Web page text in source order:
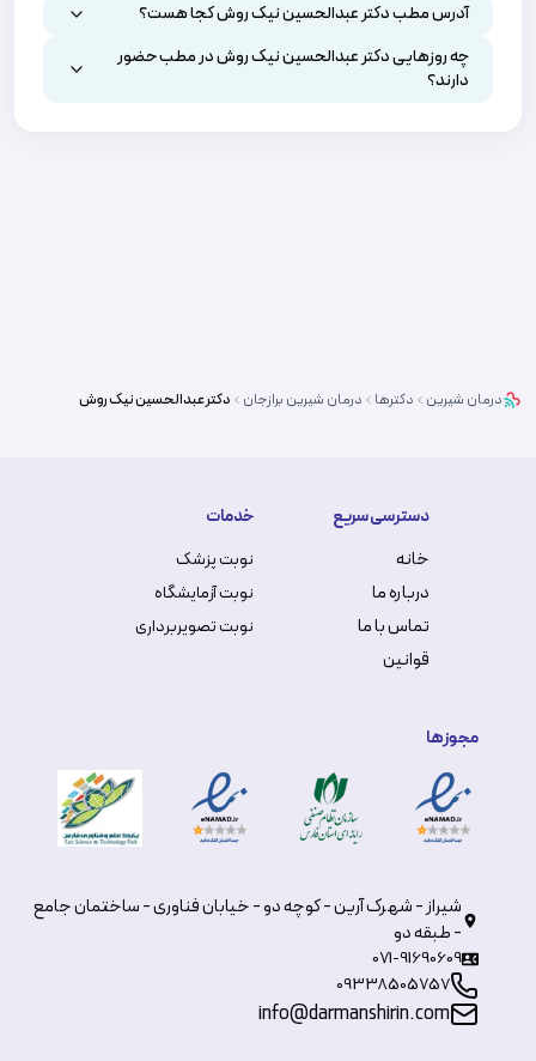
آدرس مطب دکتر عبدالحسین نیک روش کجا هست؟
چه روزهایی دکتر عبدالحسین نیک روش در مطب حضور
دارند؟
درمان شیرین دکترها درمان شیرین برازجان دکترعبدالحسین نیک روش
دسترسی سریع
خانه
درباره ما
تماس با ما
قوانین
خدمات
نوبت پزشک
نوبت آزمایشگاه
نوبت تصویربرداری
مجوزها
شیراز - شهرک آرین - کوچه دو - خیابان فناوری - ساختمان جامع
- طبقه دو
071-91690609
09338505757
info@darmanshirin.com